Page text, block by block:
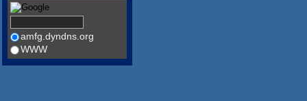
amfg.dyndns.org
WWW